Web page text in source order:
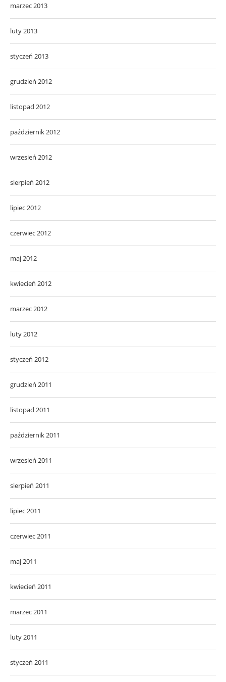
marzec 2013
luty 2013
styczeń 2013
grudzień 2012
listopad 2012
październik 2012
wrzesień 2012
sierpień 2012
lipiec 2012
czerwiec 2012
maj 2012
kwiecień 2012
marzec 2012
luty 2012
styczeń 2012
grudzień 2011
listopad 2011
październik 2011
wrzesień 2011
sierpień 2011
lipiec 2011
czerwiec 2011
maj 2011
kwiecień 2011
marzec 2011
luty 2011
styczeń 2011